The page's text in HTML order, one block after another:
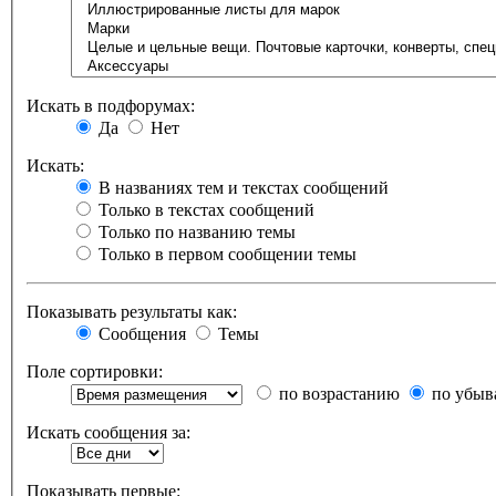
Искать в подфорумах:
Да
Нет
Искать:
В названиях тем и текстах сообщений
Только в текстах сообщений
Только по названию темы
Только в первом сообщении темы
Показывать результаты как:
Сообщения
Темы
Поле сортировки:
по возрастанию
по
Искать сообщения за:
Показывать первые: